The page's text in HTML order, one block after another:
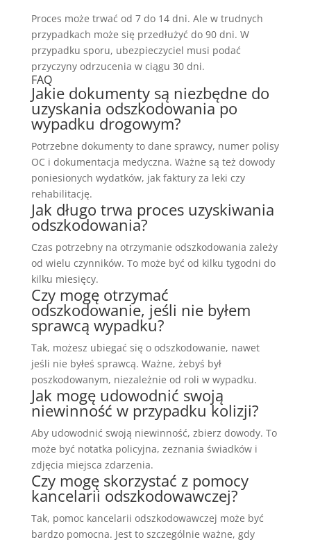
Proces może trwać od 7 do 14 dni. Ale w trudnych
przypadkach może się przedłużyć do 90 dni. W
przypadku sporu, ubezpieczyciel musi podać
przyczyny odrzucenia w ciągu 30 dni.
FAQ
Jakie dokumenty są niezbędne do
uzyskania odszkodowania po
wypadku drogowym?
Potrzebne dokumenty to dane sprawcy, numer polisy
OC i dokumentacja medyczna. Ważne są też dowody
poniesionych wydatków, jak faktury za leki czy
rehabilitację.
Jak długo trwa proces uzyskiwania
odszkodowania?
Czas potrzebny na otrzymanie odszkodowania zależy
od wielu czynników. To może być od kilku tygodni do
kilku miesięcy.
Czy mogę otrzymać
odszkodowanie, jeśli nie byłem
sprawcą wypadku?
Tak, możesz ubiegać się o odszkodowanie, nawet
jeśli nie byłeś sprawcą. Ważne, żebyś był
poszkodowanym, niezależnie od roli w wypadku.
Jak mogę udowodnić swoją
niewinność w przypadku kolizji?
Aby udowodnić swoją niewinność, zbierz dowody. To
może być notatka policyjna, zeznania świadków i
zdjęcia miejsca zdarzenia.
Czy mogę skorzystać z pomocy
kancelarii odszkodowawczej?
Tak, pomoc kancelarii odszkodowawczej może być
bardzo pomocna. Jest to szczególnie ważne, gdy